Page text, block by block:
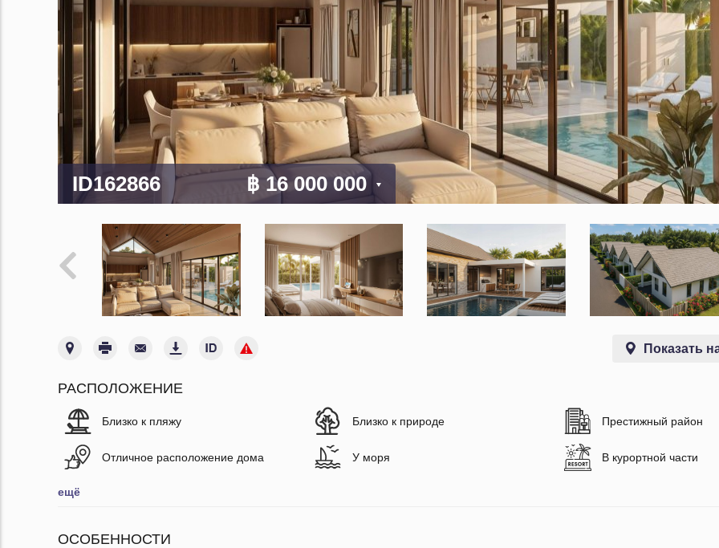
ID162866 ฿ 16 000 000
Показать
РАСПОЛОЖЕНИЕ
Близко к пляжу Близко к природе Престижный район
Отличное расположение дома У моря В курортной части
ещё
ОСОБЕННОСТИ